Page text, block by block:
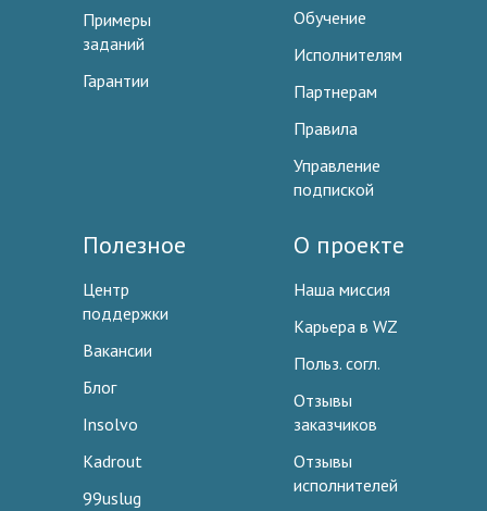
Примеры
заданий
Гарантии
Обучение
Исполнителям
Партнерам
Правила
Управление
подпиской
Полезное
Центр
поддержки
Вакансии
Блог
Insolvo
Kadrout
99uslug
О проекте
Наша миссия
Карьера в WZ
Польз. согл.
Отзывы
заказчиков
Отзывы
исполнителей